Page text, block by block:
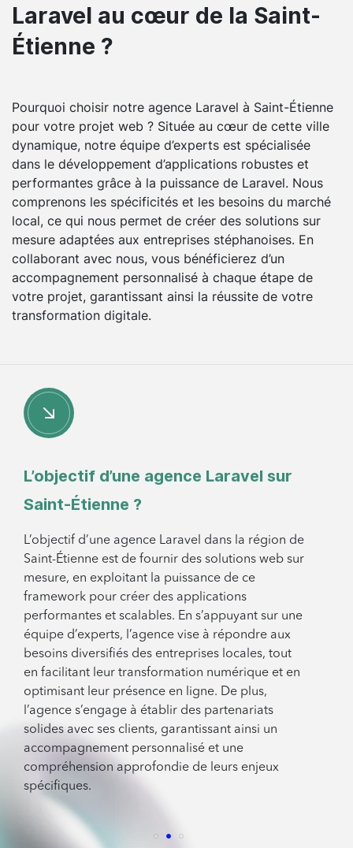
Laravel au cœur de la Saint-
Étienne ?
Pourquoi choisir notre agence Laravel à Saint-Étienne
pour votre projet web ? Située au cœur de cette ville
dynamique, notre équipe d’experts est spécialisée
dans le développement d’applications robustes et
performantes grâce à la puissance de Laravel. Nous
comprenons les spécificités et les besoins du marché
local, ce qui nous permet de créer des solutions sur
mesure adaptées aux entreprises stéphanoises. En
collaborant avec nous, vous bénéficierez d’un
accompagnement personnalisé à chaque étape de
votre projet, garantissant ainsi la réussite de votre
transformation digitale.
L’objectif d’une agence Laravel sur
Saint-Étienne ?
L’objectif d’une agence Laravel dans la région de
Saint-Étienne est de fournir des solutions web sur
mesure, en exploitant la puissance de ce
framework pour créer des applications
performantes et scalables. En s’appuyant sur une
équipe d’experts, l’agence vise à répondre aux
besoins diversifiés des entreprises locales, tout
en facilitant leur transformation numérique et en
optimisant leur présence en ligne. De plus,
l’agence s’engage à établir des partenariats
solides avec ses clients, garantissant ainsi un
accompagnement personnalisé et une
compréhension approfondie de leurs enjeux
spécifiques.